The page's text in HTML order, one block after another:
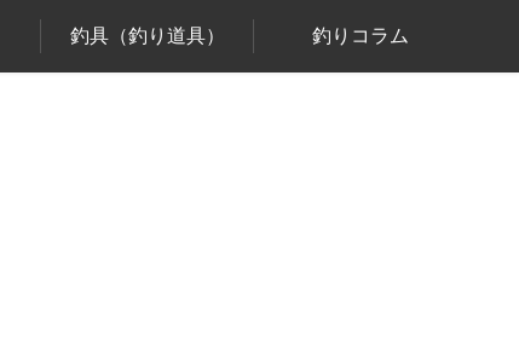
釣具（釣り道具） 釣りコラム